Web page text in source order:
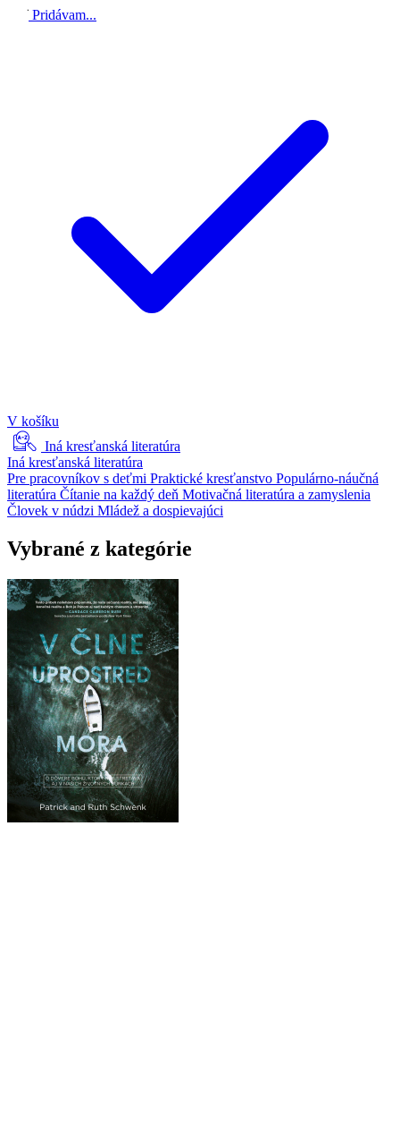
Pridávam...
V košíku
Iná kresťanská literatúra
Iná kresťanská literatúra
Pre pracovníkov s deťmi Praktické kresťanstvo Populárno-náučná
literatúra Čítanie na každý deň Motivačná literatúra a zamyslenia
Človek v núdzi Mládež a dospievajúci
Vybrané z kategórie